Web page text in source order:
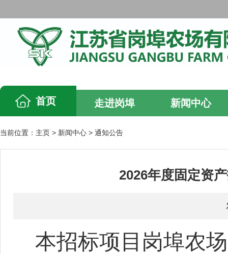
首页 走进岗埠 新闻中心
当前位置： 主页 > 新闻中心 > 通知公告
2026年度固定资
本招标项目 岗埠农场